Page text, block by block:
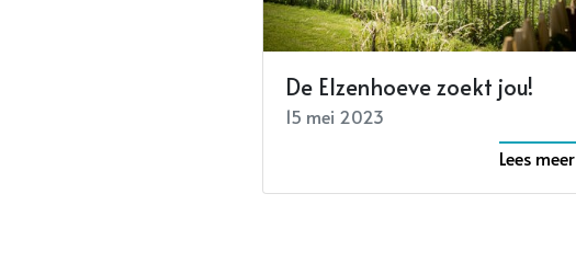
De Elzenhoeve zoekt jou!
15 mei 2023
Lees meer